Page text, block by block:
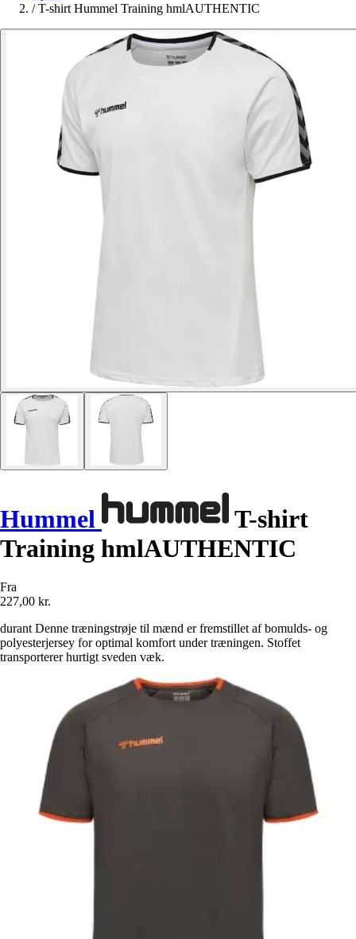
/ T-shirt Hummel Training hmlAUTHENTIC
Hummel
T-shirt
Training hmlAUTHENTIC
Fra
227,00 kr.
durant Denne træningstrøje til mænd er fremstillet af bomulds- og
polyesterjersey for optimal komfort under træningen. Stoffet
transporterer hurtigt sveden væk.